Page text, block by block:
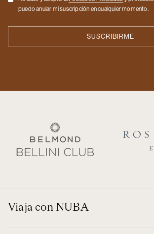
puedo anular mi suscripción en cualquier momento.
Viaja con NUBA